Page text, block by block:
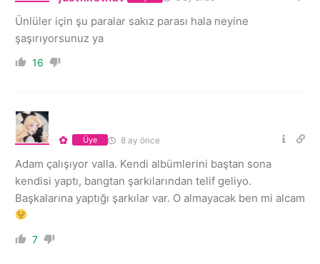
Ünlüler için şu paralar sakız parası hala neyine
şaşırıyorsunuz ya
16
✿ Üye 8 ay önce
Adam çalışıyor valla. Kendi albümlerini baştan sona
kendisi yaptı, bangtan şarkılarından telif geliyo.
Başkalarına yaptığı şarkılar var. O almayacak ben mi alcam
7